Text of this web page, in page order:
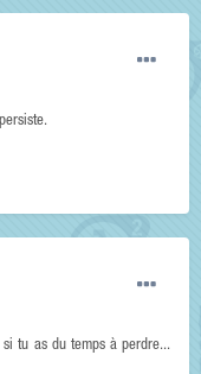
tu as du temps à perdre...